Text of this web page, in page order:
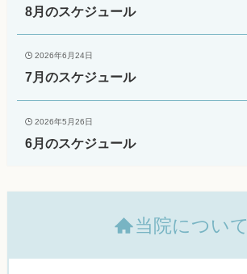
8月のスケジュール
2026年6月24日
7月のスケジュール
2026年5月26日
6月のスケジュール
当院について